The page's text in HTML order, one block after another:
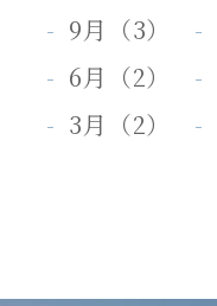
9月（3）
6月（2）
3月（2）